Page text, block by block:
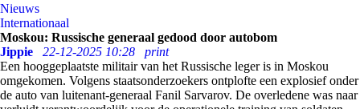
Nieuws
Internationaal
Moskou: Russische generaal gedood door autobom
Jippie
22-12-2025 10:28
print
Een hooggeplaatste militair van het Russische leger is in Moskou
omgekomen. Volgens staatsonderzoekers ontplofte een explosief onder
de auto van luitenant-generaal Fanil Sarvarov. De overledene was naar